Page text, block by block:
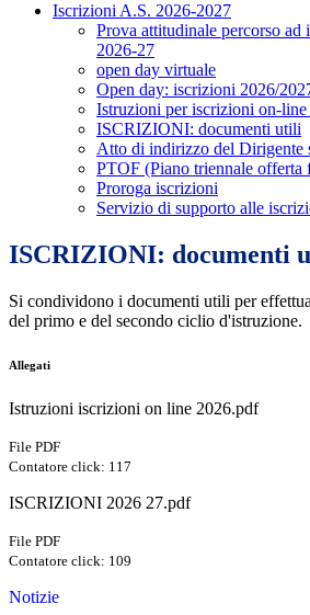
Iscrizioni A.S. 2026-2027
Prova attitudinale percorso
2026-27
open day virtuale
Open day: iscrizioni 2026/
Istruzioni per iscrizioni on-
ISCRIZIONI: documenti utili
Atto di indirizzo del Dirigente
PTOF (Piano triennale offerta
Proroga iscrizioni
Servizio di supporto alle
ISCRIZIONI: documenti
Si condividono i documenti utili per
del primo e del secondo ciclio d'istruzione.
Allegati
Istruzioni iscrizioni on line 2026.pdf
File PDF
Contatore click: 117
ISCRIZIONI 2026 27.pdf
File PDF
Contatore click: 109
Notizie